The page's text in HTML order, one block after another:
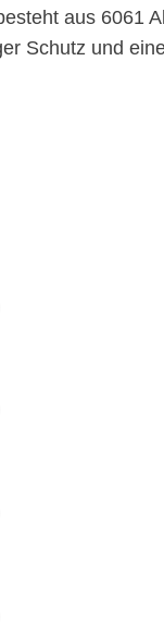
aus 6061
Schutz und